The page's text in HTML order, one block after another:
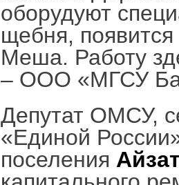
оборудуют
щебня,
Меша. Работу
– ООО «МГСУ
Депутат ОМСУ,
«Единой
поселения